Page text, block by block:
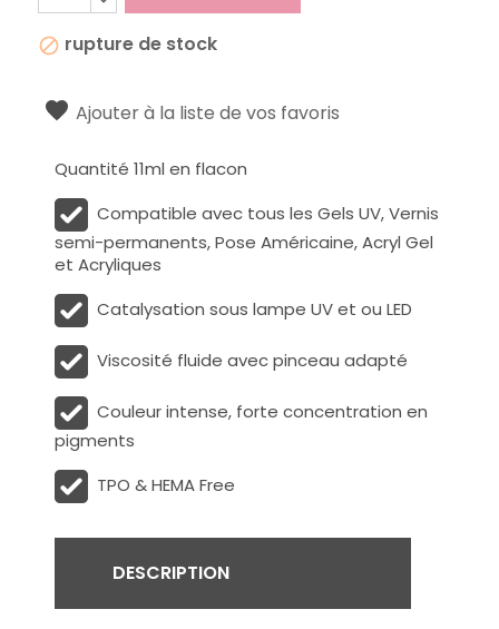
 rupture de stock
Ajouter à la liste de vos favoris
Quantité 11ml en flacon
Compatible avec tous les Gels UV, Vernis
semi-permanents, Pose Américaine, Acryl Gel
et Acryliques
Catalysation sous lampe UV et ou LED
Viscosité fluide avec pinceau adapté
Couleur intense, forte concentration en
pigments
TPO & HEMA Free
DESCRIPTION